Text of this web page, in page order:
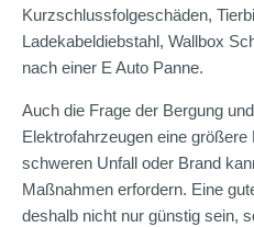
Kurzschlussfolgeschäden,
Ladekabeldiebstahl, Wallbox
nach einer E Auto Panne.
Auch die Frage der Bergung
Elektrofahrzeugen eine
schweren Unfall oder Brand
Maßnahmen erfordern. Eine
deshalb nicht nur günstig sein,